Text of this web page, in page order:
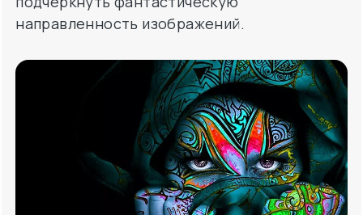
направленность изображений.